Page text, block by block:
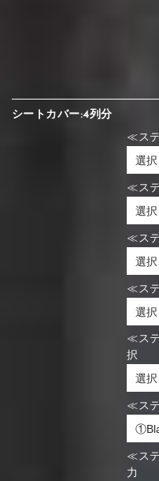
シートカバー:4列分
≪ス
≪ス
≪ス
≪ス
≪ス
択
≪ス
≪ス
力